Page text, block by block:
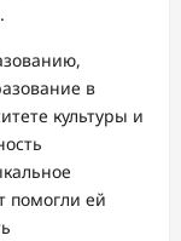
в
культуры и
помогли ей